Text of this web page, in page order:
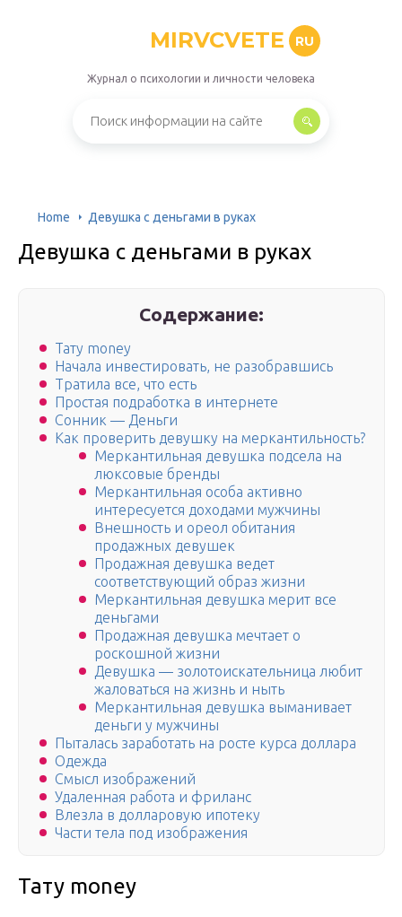
MIRVCVETE RU
Журнал о психологии и личности человека
Home Девушка с деньгами в руках
Девушка с деньгами в руках
Содержание:
Тату money
Начала инвестировать, не разобравшись
Тратила все, что есть
Простая подработка в интернете
Сонник — Деньги
Как проверить девушку на меркантильность?
Меркантильная девушка подсела на
люксовые бренды
Меркантильная особа активно
интересуется доходами мужчины
Внешность и ореол обитания
продажных девушек
Продажная девушка ведет
соответствующий образ жизни
Меркантильная девушка мерит все
деньгами
Продажная девушка мечтает о
роскошной жизни
Девушка — золотоискательница любит
жаловаться на жизнь и ныть
Меркантильная девушка выманивает
деньги у мужчины
Пыталась заработать на росте курса доллара
Одежда
Смысл изображений
Удаленная работа и фриланс
Влезла в долларовую ипотеку
Части тела под изображения
Тату money